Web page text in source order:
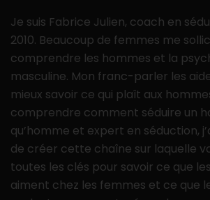
Je suis Fabrice Julien, coach en
2010. Beaucoup de femmes me
comprendre les hommes et la
masculine. Mon franc-parler les
mieux savoir ce qui plaît aux
comprendre comment séduire un
qu’homme et expert en séduction,
de créer cette chaîne sur laquelle
toutes les clés pour savoir ce que
aiment chez les femmes et ce que